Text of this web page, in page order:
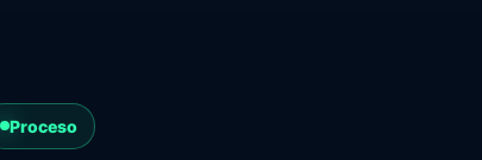
Proceso